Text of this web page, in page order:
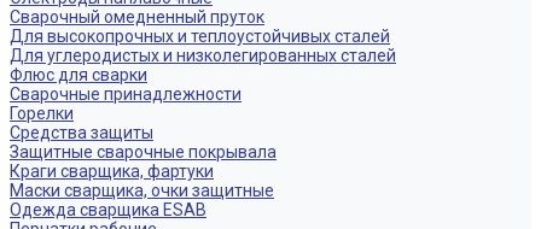
Сварочный омедненный пруток
Для высокопрочных и теплоустойчивых сталей
Для углеродистых и низколегированных сталей
Флюс для сварки
Сварочные принадлежности
Горелки
Средства защиты
Защитные сварочные покрывала
Краги сварщика, фартуки
Маски сварщика, очки защитные
Одежда сварщика ESAB